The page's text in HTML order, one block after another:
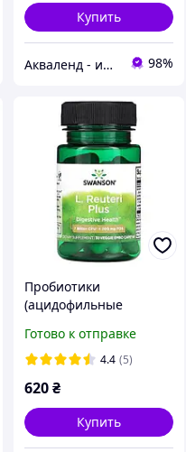
Купить
Акваленд - интернет магазин 98%
Пробиотики
(ацидофильные
Reuteri Plus, Swanson,
30 вегетарианских
Готово к отправке
4.4 (5)
620 ₴
Купить